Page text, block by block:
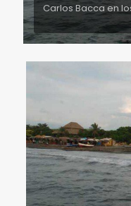
Carlos Bacca en